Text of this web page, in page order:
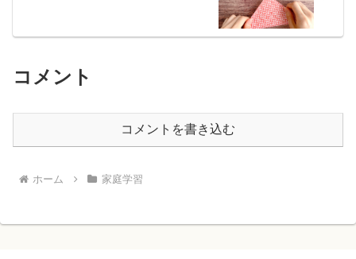
コメント
コメントを書き込む
ホーム 家庭学習